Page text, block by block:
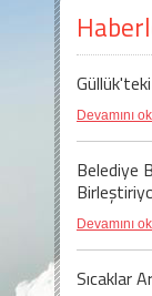
Güllük'teki
Devamını
Belediye
Devamını
Sıcaklar